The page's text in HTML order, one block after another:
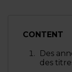
CONTENT
Des
des